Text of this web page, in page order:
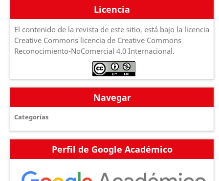
Licencia
El contenido de la revista de este sitio, está bajo la licencia
Creative Commons licencia de Creative Commons
Reconocimiento-NoComercial 4.0 Internacional.
Navegar
Categorías
Perfil de Google Académico